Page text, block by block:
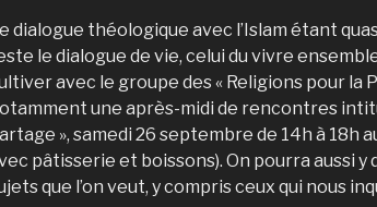
dialogue théologique avec l’Islam étant
le dialogue de vie, celui du vivre
avec le groupe des « Religions pour la
une après-midi de rencontres
», samedi 26 septembre de 14h à 18h
pâtisserie et boissons). On pourra aussi y
que l’on veut, y compris ceux qui nous